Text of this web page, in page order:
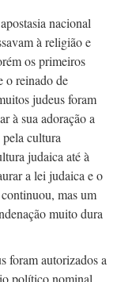
nacional
à religião e
os primeiros
o reinado de
judeus foram
à sua adoração a
cultura
judaica até à
a lei judaica e o
mas um
muito dura
foram autorizados a
político nominal